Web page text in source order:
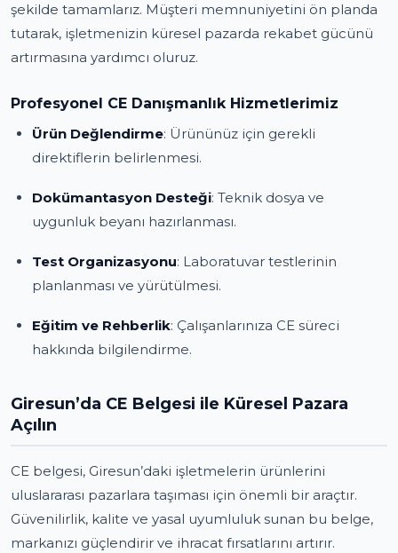
şekilde tamamlarız. Müşteri memnuniyetini ön planda
tutarak, işletmenizin küresel pazarda rekabet gücünü
artırmasına yardımcı oluruz.
Profesyonel CE Danışmanlık Hizmetlerimiz
Ürün Değlendirme: Ürününüz için gerekli
direktiflerin belirlenmesi.
Dokümantasyon Desteği: Teknik dosya ve
uygunluk beyanı hazırlanması.
Test Organizasyonu: Laboratuvar testlerinin
planlanması ve yürütülmesi.
Eğitim ve Rehberlik: Çalışanlarınıza CE süreci
hakkında bilgilendirme.
Giresun’da CE Belgesi ile Küresel Pazara
Açılın
CE belgesi, Giresun’daki işletmelerin ürünlerini
uluslararası pazarlara taşıması için önemli bir araçtır.
Güvenilirlik, kalite ve yasal uyumluluk sunan bu belge,
markanızı güçlendirir ve ihracat fırsatlarını artırır.